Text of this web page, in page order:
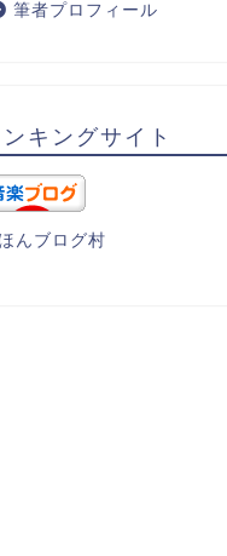
筆者プロフィール
ンキングサイト
んブログ村